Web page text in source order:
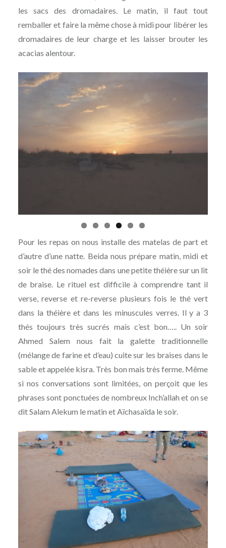
les sacs des dromadaires. Le matin, il faut tout
remballer et faire la même chose à midi pour libérer les
dromadaires de leur charge et les laisser brouter les
acacias alentour.
Pour les repas on nous installe des matelas de part et
d’autre d’une natte. Beida nous prépare matin, midi et
soir le thé des nomades dans une petite théière sur un lit
de braise. Le rituel est difficile à comprendre tant il
verse, reverse et re-reverse plusieurs fois le thé vert
dans la théière et dans les minuscules verres. Il y a 3
thés toujours très sucrés mais c’est bon….. Un soir
Ahmed Salem nous fait la galette traditionnelle
(mélange de farine et d’eau) cuite sur les braises dans le
sable et appelée kisra. Très bon mais très ferme. Même
si nos conversations sont limitées, on perçoit que les
phrases sont ponctuées de nombreux Inch’allah et on se
dit Salam Alekum le matin et Aïchasaïda le soir.